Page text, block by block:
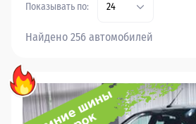
Показывать по: 24
Найдено 256 автомобилей